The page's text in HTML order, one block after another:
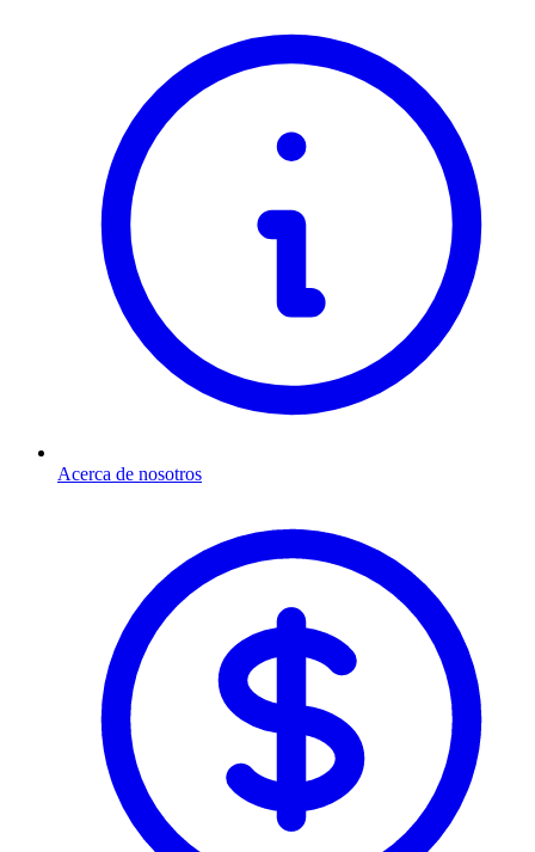
Acerca de nosotros